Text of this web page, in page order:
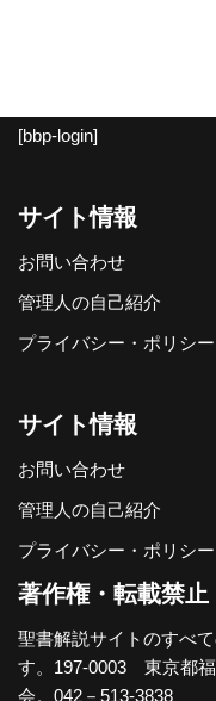
[bbp-login]
サイト情報
お問い合わせ
管理人の自己紹介
プライバシー・ポリシー
サイト情報
お問い合わせ
管理人の自己紹介
プライバシー・ポリシー
著作権・転載禁止
聖書解説サイトのすべ
す。197-0003 東京都
会。042－513-3838